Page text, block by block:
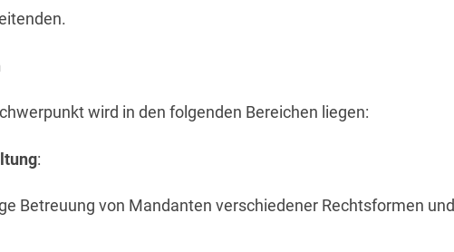
wird in den folgenden Bereichen liegen:
:
Betreuung von Mandanten verschiedener Rechtsformen und